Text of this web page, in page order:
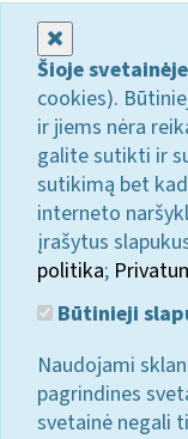
Šioje
cookies).
ir jiems nėra
galite sutikti ir
sutikimą bet
interneto
įrašytus
politika;
Būtinieji
Naudojami
pagrindines
svetainė negali